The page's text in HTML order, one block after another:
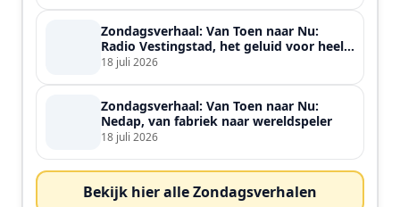
Zondagsverhaal: Van Toen naar Nu:
Radio Vestingstad, het geluid voor heel
de streek
18 juli 2026
Zondagsverhaal: Van Toen naar Nu:
Nedap, van fabriek naar wereldspeler
18 juli 2026
Bekijk hier alle Zondagsverhalen